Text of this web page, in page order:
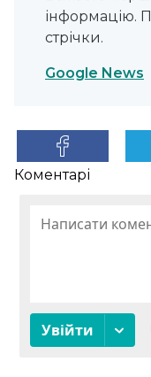
інформацію.
стрічки.
Google News
Коментарі